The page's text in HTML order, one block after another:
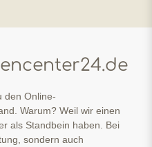
den Online-
Warum? Weil wir einen
als Standbein haben. Bei
sondern auch